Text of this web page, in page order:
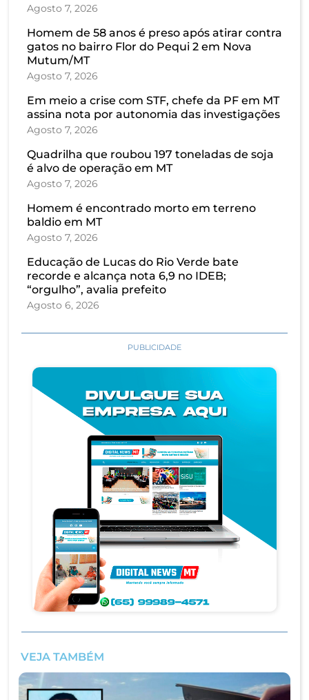
Agosto 7, 2026
Homem de 58 anos é preso após atirar contra
gatos no bairro Flor do Pequi 2 em Nova
Mutum/MT
Agosto 7, 2026
Em meio a crise com STF, chefe da PF em MT
assina nota por autonomia das investigações
Agosto 7, 2026
Quadrilha que roubou 197 toneladas de soja
é alvo de operação em MT
Agosto 7, 2026
Homem é encontrado morto em terreno
baldio em MT
Agosto 7, 2026
Educação de Lucas do Rio Verde bate
recorde e alcança nota 6,9 no IDEB;
“orgulho”, avalia prefeito
Agosto 6, 2026
PUBLICIDADE
VEJA TAMBÉM